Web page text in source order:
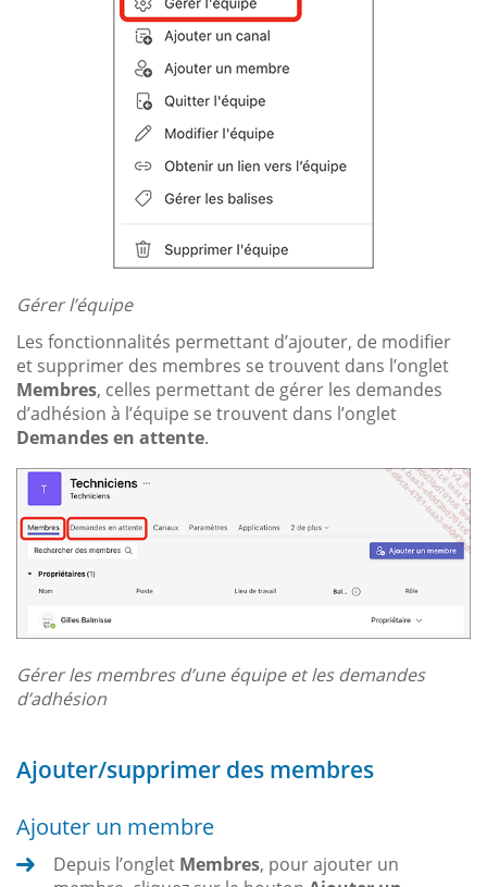
Gérer l’équipe
Les fonctionnalités permettant d’ajouter, de modifier
et supprimer des membres se trouvent dans l’onglet
Membres, celles permettant de gérer les demandes
d’adhésion à l’équipe se trouvent dans l’onglet
Demandes en attente.
Gérer les membres d’une équipe et les demandes
d’adhésion
Ajouter/supprimer des membres
Ajouter un membre
Depuis l’onglet Membres, pour ajouter un